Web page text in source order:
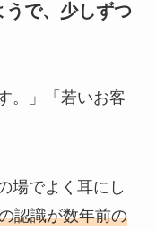
で、少しずつ
。」「若いお客
場でよく耳にし
認識が数年前の